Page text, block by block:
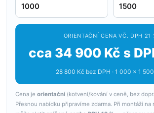
ORIENTAČNÍ CENA VČ. DPH 21
cca 34 900 Kč s
28 800 Kč bez DPH · 1 000 × 1
Cena je orientační (kotvení/kování v ceně, bez
Přesnou nabídku připravíme zdarma. Při montáži na